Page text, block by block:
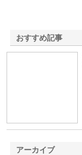
おすすめ記事
アーカイブ